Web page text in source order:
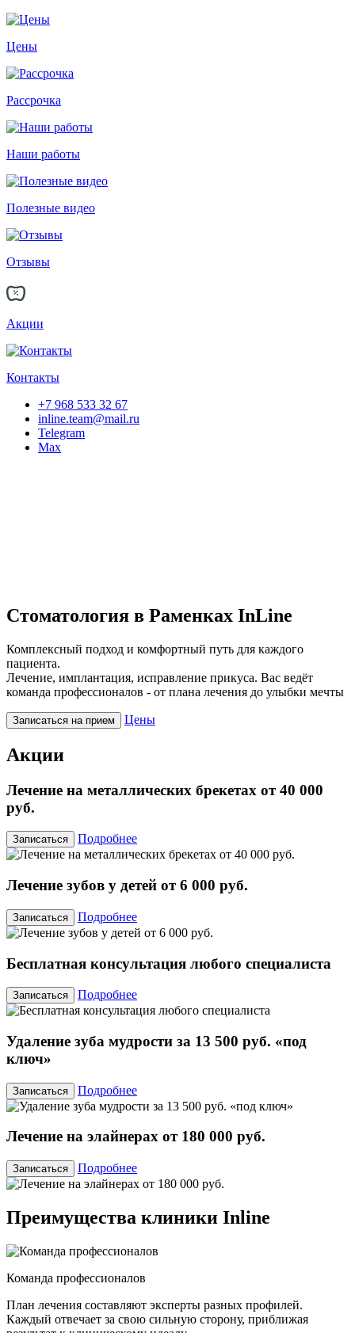
Цены
Рассрочка
Наши работы
Полезные видео
Отзывы
Акции
Контакты
+7 968 533 32 67
inline.team@mail.ru
Telegram
Max
Стоматология в Раменках InLine
Комплексный подход и комфортный путь для каждого
пациента.
Лечение, имплантация, исправление прикуса. Вас ведёт
команда профессионалов - от плана лечения до улыбки мечты
Записаться на прием Цены
Акции
Лечение на металлических брекетах от 40 000
руб.
Записаться Подробнее
Лечение зубов у детей от 6 000 руб.
Записаться Подробнее
Бесплатная консультация любого специалиста
Записаться Подробнее
Удаление зуба мудрости за 13 500 руб. «под
ключ»
Записаться Подробнее
Лечение на элайнерах от 180 000 руб.
Записаться Подробнее
Преимущества клиники Inline
Команда профессионалов
План лечения составляют эксперты разных профилей.
Каждый отвечает за свою сильную сторону, приближая